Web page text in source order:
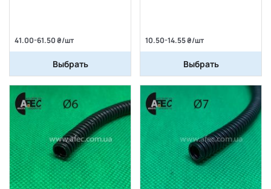
41.00-61.50 ₴/шт
Выбрать
10.50-14.55 ₴/шт
Выбрать